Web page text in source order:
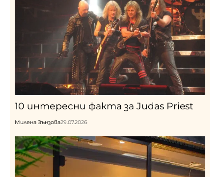
10 интересни факта за Judas Priest
Милена Зънзова29.07.2026